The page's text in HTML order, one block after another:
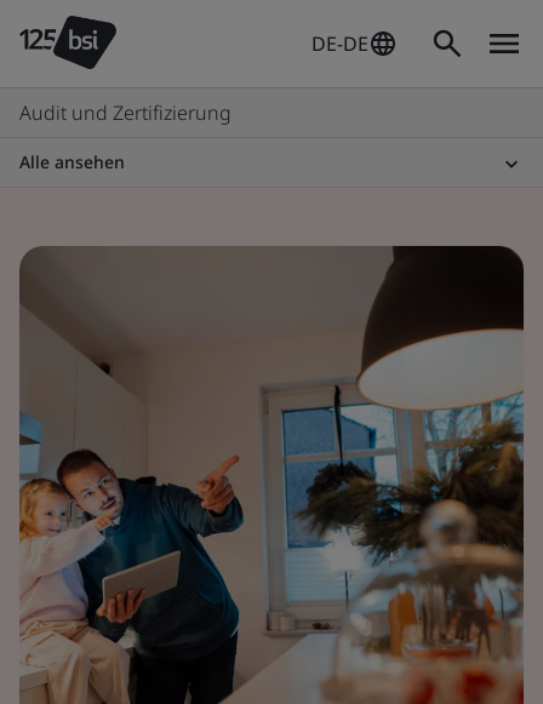
DE-DE
Audit und Zertifizierung
Alle ansehen